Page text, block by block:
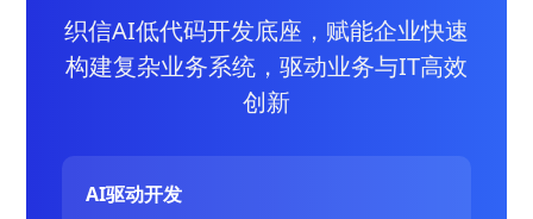
织信AI低代码开发底座，赋能企业快速
构建复杂业务系统，驱动业务与IT高效
创新
AI驱动开发